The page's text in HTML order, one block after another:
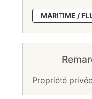
MARITIME /
Propriété